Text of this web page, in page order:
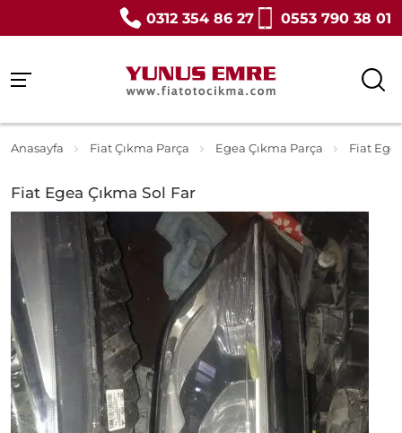
0312 354 86 27 0553 790 38 01
Anasayfa Fiat Çıkma Parça Egea Çıkma Parça Fiat
Fiat Egea Çıkma Sol Far